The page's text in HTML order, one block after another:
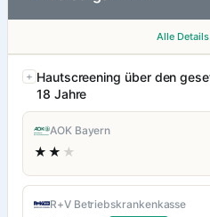
Alle
Hautscreening über den
18 Jahre
AOK Bayern
★★ ★
R+V Betriebskrankenkasse